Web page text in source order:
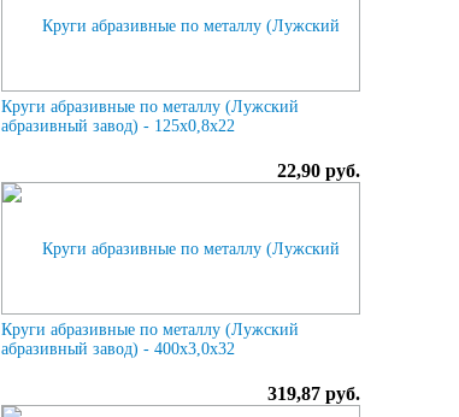
Круги абразивные по металлу (Лужский
абразивный завод) - 125х0,8х22
22,90 руб.
Круги абразивные по металлу (Лужский
абразивный завод) - 400х3,0х32
319,87 руб.